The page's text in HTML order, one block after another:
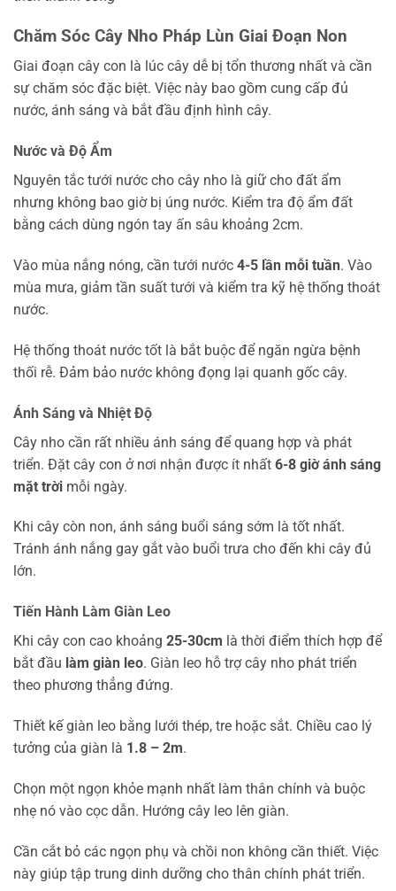
Chăm Sóc Cây Nho Pháp Lùn Giai Đoạn Non
Giai đoạn cây con là lúc cây dễ bị tổn thương nhất và cần
sự chăm sóc đặc biệt. Việc này bao gồm cung cấp đủ
nước, ánh sáng và bắt đầu định hình cây.
Nước và Độ Ẩm
Nguyên tắc tưới nước cho cây nho là giữ cho đất ẩm
nhưng không bao giờ bị úng nước. Kiểm tra độ ẩm đất
bằng cách dùng ngón tay ấn sâu khoảng 2cm.
Vào mùa nắng nóng, cần tưới nước 4-5 lần mỗi tuần. Vào
mùa mưa, giảm tần suất tưới và kiểm tra kỹ hệ thống thoát
nước.
Hệ thống thoát nước tốt là bắt buộc để ngăn ngừa bệnh
thối rễ. Đảm bảo nước không đọng lại quanh gốc cây.
Ánh Sáng và Nhiệt Độ
Cây nho cần rất nhiều ánh sáng để quang hợp và phát
triển. Đặt cây con ở nơi nhận được ít nhất 6-8 giờ ánh sáng
mặt trời mỗi ngày.
Khi cây còn non, ánh sáng buổi sáng sớm là tốt nhất.
Tránh ánh nắng gay gắt vào buổi trưa cho đến khi cây đủ
lớn.
Tiến Hành Làm Giàn Leo
Khi cây con cao khoảng 25-30cm là thời điểm thích hợp để
bắt đầu làm giàn leo. Giàn leo hỗ trợ cây nho phát triển
theo phương thẳng đứng.
Thiết kế giàn leo bằng lưới thép, tre hoặc sắt. Chiều cao lý
tưởng của giàn là 1.8 – 2m.
Chọn một ngọn khỏe mạnh nhất làm thân chính và buộc
nhẹ nó vào cọc dẫn. Hướng cây leo lên giàn.
Cần cắt bỏ các ngọn phụ và chồi non không cần thiết. Việc
này giúp tập trung dinh dưỡng cho thân chính phát triển.